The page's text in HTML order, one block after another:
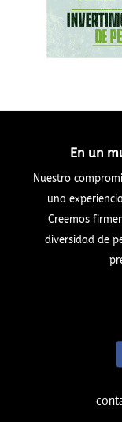
En un
Nuestro
una
Creemos
diversidad de